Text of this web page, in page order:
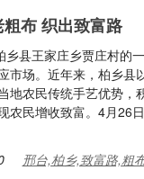
布 织出致富路
县王家庄乡贾庄村的
市场。近年来，柏乡县
地农民传统手艺优势，
农民增收致富。4月26
邢台,柏乡,致富路,粗